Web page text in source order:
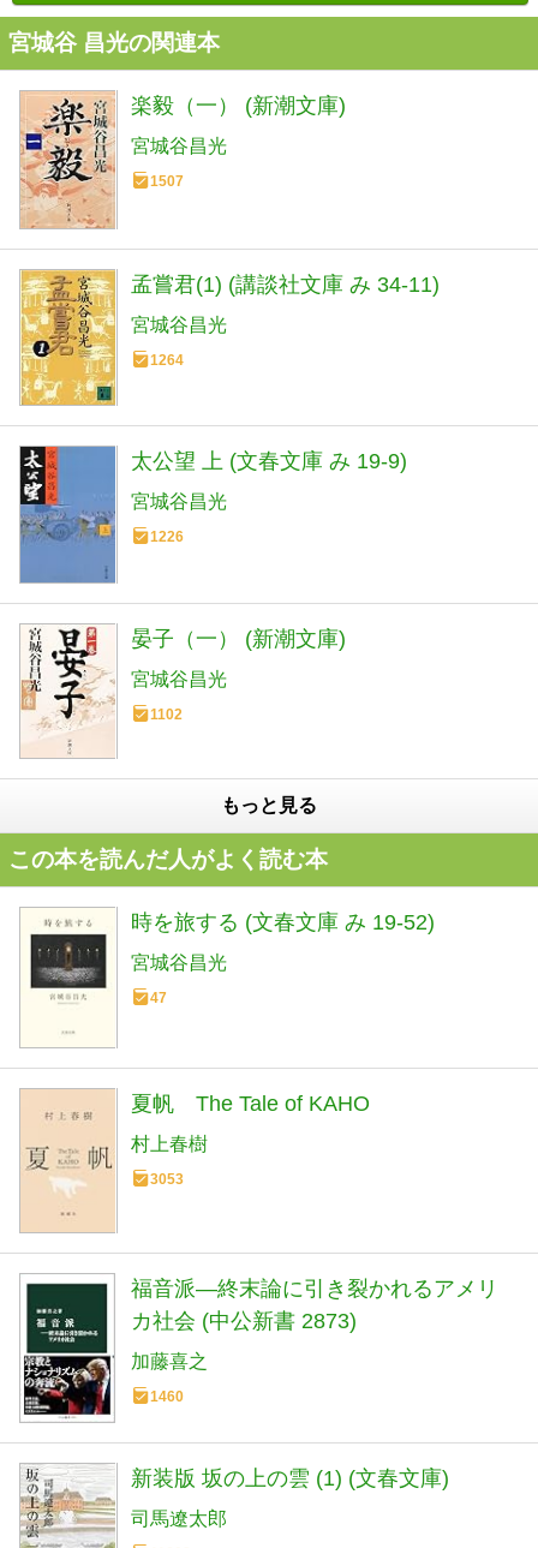
宮城谷 昌光の関連本
楽毅（一） (新潮文庫)
宮城谷昌光
1507
孟嘗君(1) (講談社文庫 み 34-11)
宮城谷昌光
1264
太公望 上 (文春文庫 み 19-9)
宮城谷昌光
1226
晏子（一） (新潮文庫)
宮城谷昌光
1102
もっと見る
この本を読んだ人がよく読む本
時を旅する (文春文庫 み 19-52)
宮城谷昌光
47
夏帆 The Tale of KAHO
村上春樹
3053
福音派―終末論に引き裂かれるアメリ
カ社会 (中公新書 2873)
加藤喜之
1460
新装版 坂の上の雲 (1) (文春文庫)
司馬遼太郎